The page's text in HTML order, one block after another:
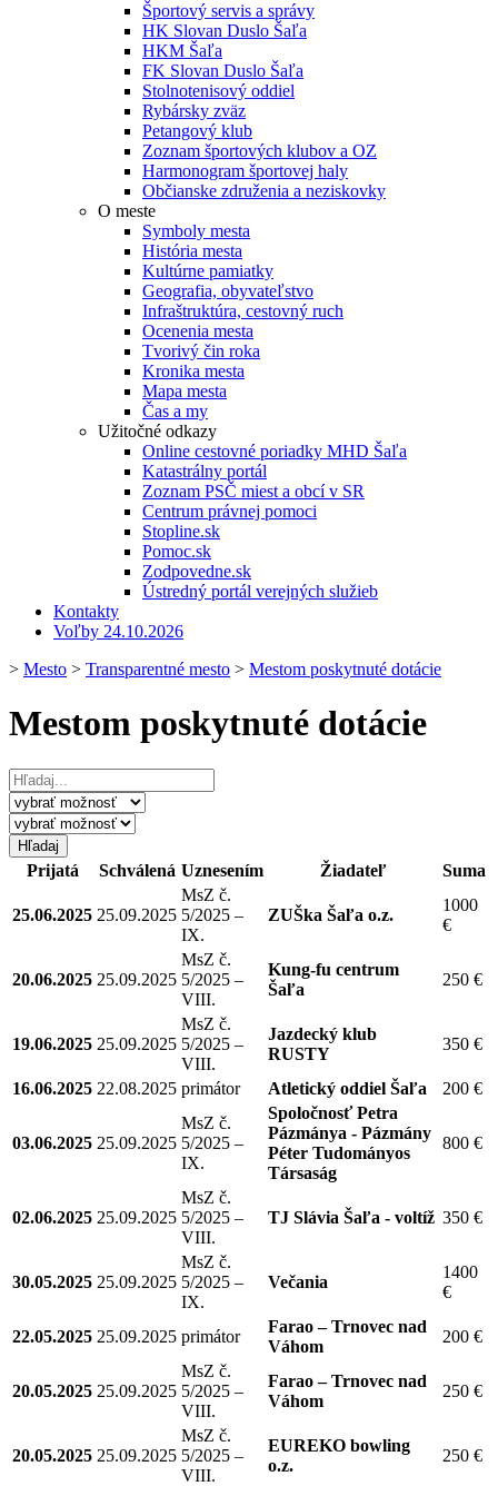
Športový servis a správy
HK Slovan Duslo Šaľa
HKM Šaľa
FK Slovan Duslo Šaľa
Stolnotenisový oddiel
Rybársky zväz
Petangový klub
Zoznam športových klubov a OZ
Harmonogram športovej haly
Občianske združenia a neziskovky
O meste
Symboly mesta
História mesta
Kultúrne pamiatky
Geografia, obyvateľstvo
Infraštruktúra, cestovný ruch
Ocenenia mesta
Tvorivý čin roka
Kronika mesta
Mapa mesta
Čas a my
Užitočné odkazy
Online cestovné poriadky MHD Šaľa
Katastrálny portál
Zoznam PSČ miest a obcí v SR
Centrum právnej pomoci
Stopline.sk
Pomoc.sk
Zodpovedne.sk
Ústredný portál verejných služieb
Kontakty
Voľby 24.10.2026
> Mesto > Transparentné mesto > Mestom poskytnuté dotácie
Mestom poskytnuté dotácie
Prijatá Schválená Uznesením Žiadateľ Suma
25.06.2025 25.09.2025
MsZ č.
5/2025 –
IX.
ZUŠka Šaľa o.z.
1000
€
20.06.2025 25.09.2025
MsZ č.
5/2025 –
VIII.
Kung-fu centrum
Šaľa
250 €
19.06.2025 25.09.2025
MsZ č.
5/2025 –
VIII.
Jazdecký klub
RUSTY
350 €
16.06.2025 22.08.2025 primátor Atletický oddiel Šaľa 200 €
03.06.2025 25.09.2025
MsZ č.
5/2025 –
IX.
Spoločnosť Petra
Pázmánya - Pázmány
Péter Tudományos
Társaság
800 €
02.06.2025 25.09.2025
MsZ č.
5/2025 –
VIII.
TJ Slávia Šaľa - voltíž 350 €
30.05.2025 25.09.2025
MsZ č.
5/2025 –
IX.
Večania
1400
€
22.05.2025 25.09.2025 primátor
Farao – Trnovec nad
Váhom
200 €
20.05.2025 25.09.2025
MsZ č.
5/2025 –
VIII.
Farao – Trnovec nad
Váhom
250 €
20.05.2025 25.09.2025
MsZ č.
5/2025 –
VIII.
EUREKO bowling
o.z.
250 €